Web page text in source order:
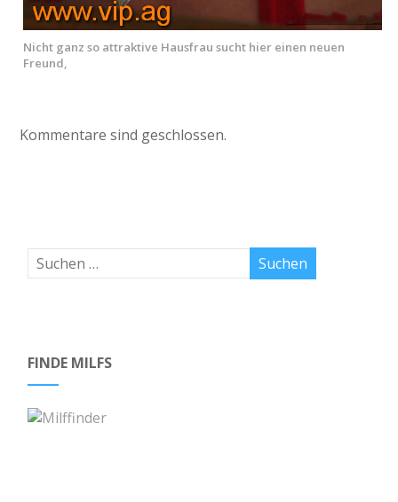
Nicht ganz so attraktive Hausfrau sucht hier einen neuen
Freund,
Kommentare sind geschlossen.
FINDE MILFS